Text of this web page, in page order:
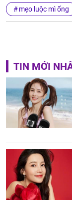
mẹo luộc mì ống
TIN MỚI